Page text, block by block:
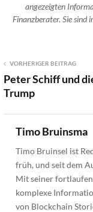
angezeigten
Finanzberater. Sie
VORHERIGER BEITRAG
Peter Schiff und
Trump
Timo Bruinsma
Timo Bruinsel ist
früh, und seit dem
Mit seiner
komplexe
von Blockchain